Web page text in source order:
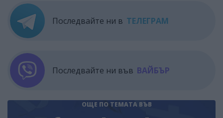
Последвайте ни в ТЕЛЕГРАМ
Последвайте ни във ВАЙБЪР
ОЩЕ ПО ТЕМАТА ВЪВ